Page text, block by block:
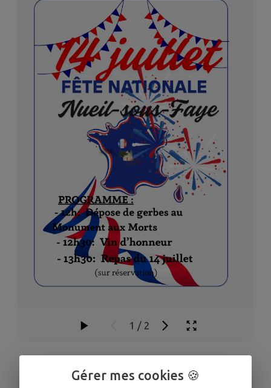
1 / 2
Evénement du 14
Gérer mes cookies 🍪